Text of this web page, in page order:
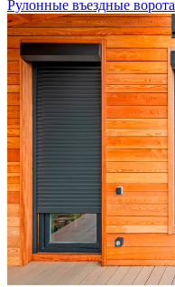
Рулонные въездные ворота